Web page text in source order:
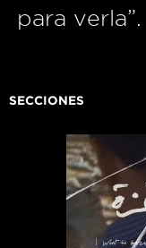
para verla”.
SECCIONES